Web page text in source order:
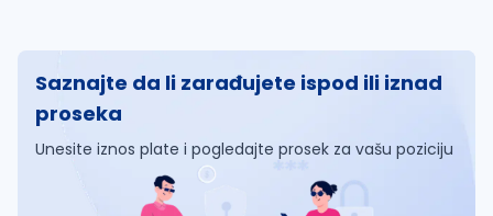
Saznajte da li zarađujete ispod ili iznad
proseka
Unesite iznos plate i pogledajte prosek za vašu poziciju